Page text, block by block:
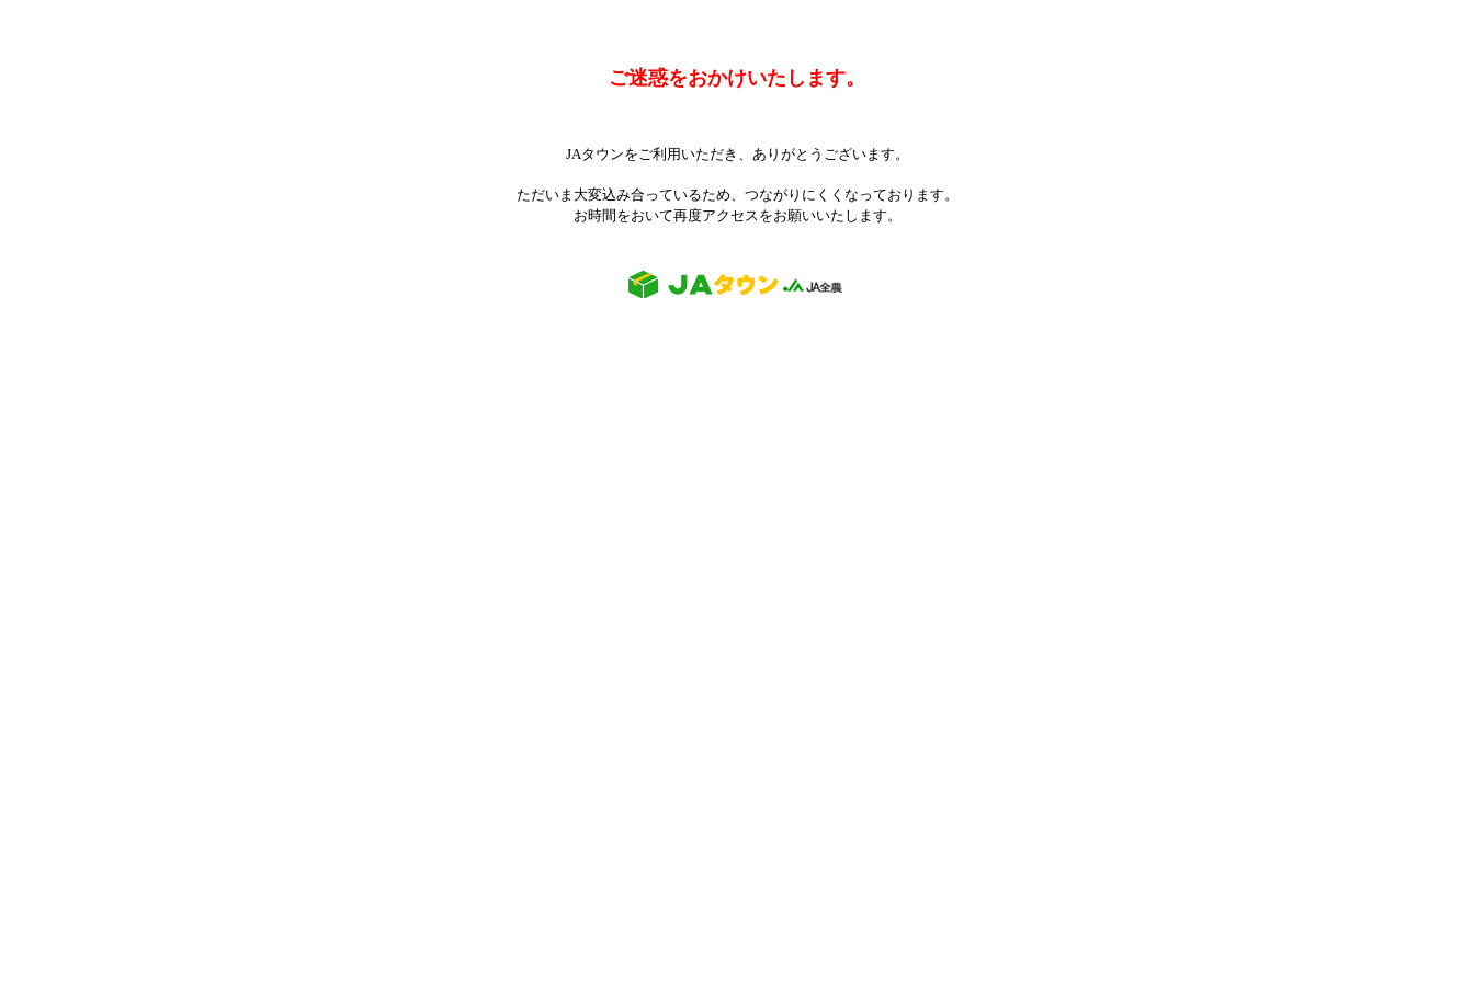
ご迷惑をおかけいたします。
JAタウンをご利用いただき、ありがとうございます。
ただいま大変込み合っているため、つながりにくくなっております。
お時間をおいて再度アクセスをお願いいたします。